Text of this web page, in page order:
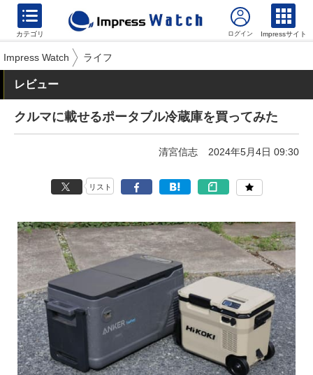
カテゴリ Impressサイト
Impress Watch ライフ
レビュー
クルマに載せるポータブル冷蔵庫を買ってみた
清宮信志 2024年5月4日 09:30
リスト